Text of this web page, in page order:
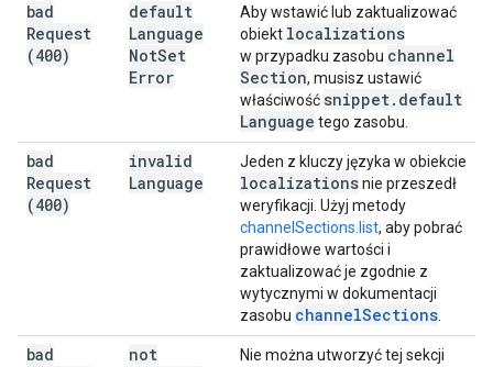
bad
Request
(400)
default
Language
NotSet
Error
Aby wstawić lub zaktualizować
obiekt localizations
w przypadku zasobu channel
Section, musisz ustawić
właściwość snippet. default
Language tego zasobu.
bad
Request
(400)
invalid
Language
Jeden z kluczy języka w obiekcie
localizationsnie przeszedł
weryfikacji. Użyj metody
channelSections.list, aby pobrać
prawidłowe wartości i
zaktualizować je zgodnie z
wytycznymi w dokumentacji
zasobu channelSections
bad
not
Nie można utworzyć tej sekcji